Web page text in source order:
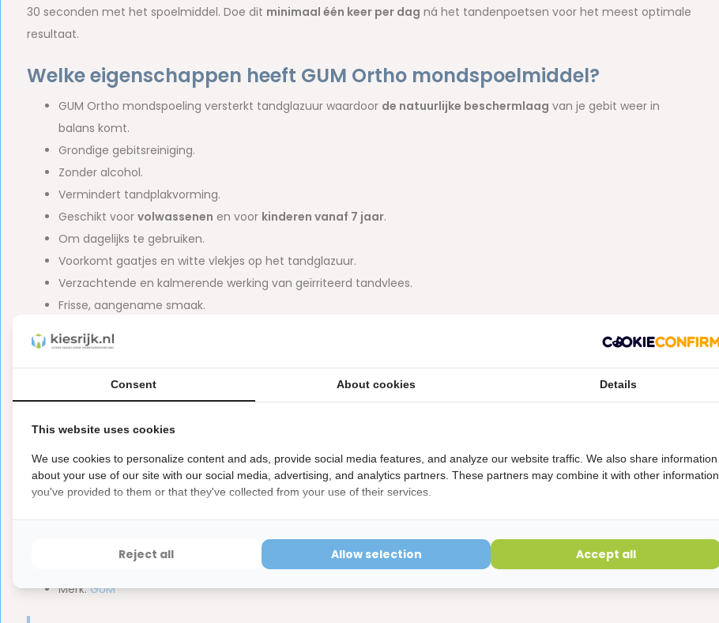
30 seconden met het spoelmiddel. Doe dit minimaal één keer per dag ná het tandenpoetsen voor het meest optimale
resultaat.
Welke eigenschappen heeft GUM Ortho mondspoelmiddel?
GUM Ortho mondspoeling versterkt tandglazuur waardoor de natuurlijke beschermlaag van je gebit weer in
balans komt.
Grondige gebitsreiniging.
Zonder alcohol.
Vermindert tandplakvorming.
Geschikt voor volwassenen en voor kinderen vanaf 7 jaar.
Om dagelijks te gebruiken.
Voorkomt gaatjes en witte vlekjes op het tandglazuur.
Verzachtende en kalmerende werking van geïrriteerd tandvlees.
Frisse, aangename smaak.
Bevat fluoride (400 ppm)
Ingrediënten GUM Ortho mondwater
Aqua Glycerin, Propylene Glycol, PEG-40 Hydrogenated Castor Oil, Isomalt, Aloe Barbadensis Leaf Juice, Aroma,
Acetate, Olaflur, Sodium Saccharin, Sodium Phosphate, Limonene, CI 47005, Potassium Sorbate, Zingiber Officinale Root
Extract, Sodium Benzoate, CI 42051.
Inhoud van de verpakking
1x GUM Ortho Mondspoelmiddel - 300 ml
Merk:GUM
Consent About cookies Details
This website uses cookies
We use cookies to personalize content and ads, provide social media features, and analyze our website traffic. We also share information
about your use of our site with our social media, advertising, and analytics partners. These partners may combine it with other information
you've provided to them or that they've collected from your use of their services.
Reject all Allow selection Accept all